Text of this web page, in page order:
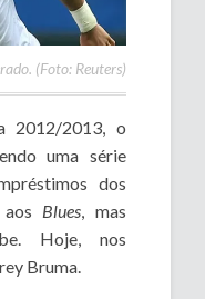
(Foto: Reuters)
2012/2013, o
uma série
dos
Blues , mas
Hoje, nos
Bruma.